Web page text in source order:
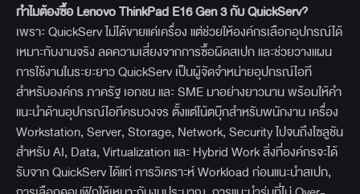
ทำไมต้องซื้อ Lenovo ThinkPad E16 Gen 3กับ QuickServ?
เพราะ QuickServ ไม่ได้ขายแค่เครื่อง แต่ช่วยให้องค์กรเลือกอุปกรณ์ได้
เหมาะกับงานจริง ลดความเสี่ยงจากการซื้อผิดสเปก และช่วยวางแผน
การใช้งานในระยะยาว QuickServ เป็นผู้จัดจำหน่ายอุปกรณ์ไอที
สำหรับองค์กร ภาครัฐ เอกชน และ SME มาอย่างยาวนาน พร้อมให้คำ
แนะนำด้านอุปกรณ์ไอทีครบวงจร ตั้งแต่โน้ตบุ๊กสำหรับพนักงาน เครื่อง
Workstation, Server, Storage, Network, Security ไปจนถึงโซลูชัน
สำหรับ AI, Data, Virtualization และ Hybrid Work สิ่งที่องค์กรจะได้
รับจาก QuickServ ได้แก่ การวิเคราะห์ Workload ก่อนแนะนำสเปก,